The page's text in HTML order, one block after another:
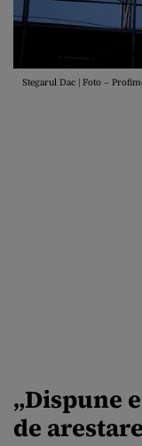
Stegarul Dac | Foto –
„Dispune
de